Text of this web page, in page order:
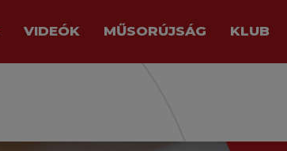
VIDEÓK MŰSORÚJSÁG KLUB